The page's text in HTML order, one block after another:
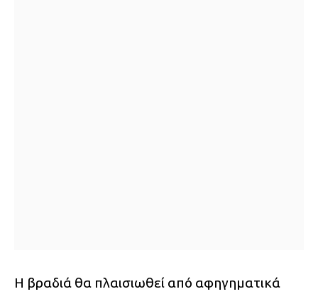
Η βραδιά θα πλαισιωθεί από αφηγηματικά